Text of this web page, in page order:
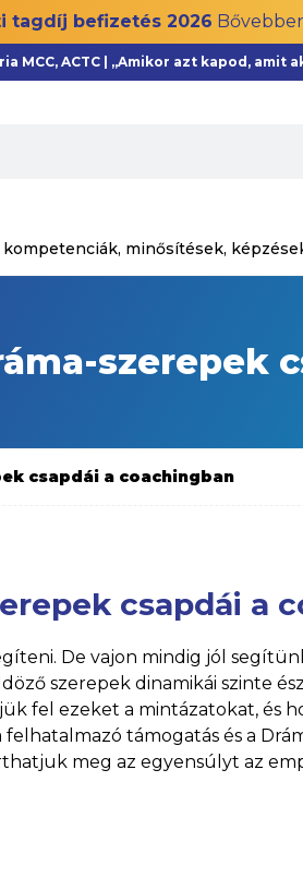
tagdíj befizetés 2026
MCC, ACTC | „Amikor azt kapod,
kompetenciák, minősítések,
szerepek
csapdái a coachingban
csapdái a
De vajon mindig jól
szerepek dinamikái szinte
fel ezeket a mintázatokat, és
támogatás és a
meg az egyensúlyt az